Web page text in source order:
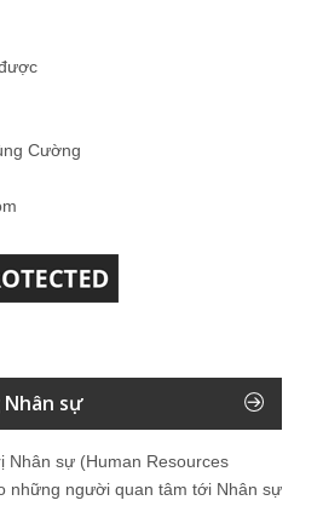
Cường
sự
Nhân sự (Human Resources
những người quan tâm tới Nhân sự